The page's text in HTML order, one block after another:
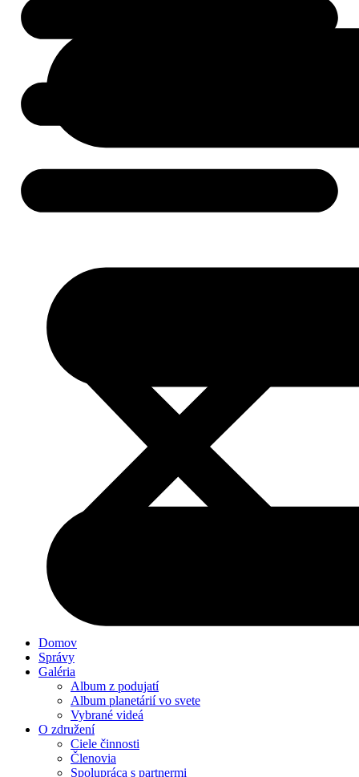
Domov
Správy
Galéria
Album z podujatí
Album planetárií vo svete
Vybrané videá
O združení
Ciele činnosti
Členovia
Spolupráca s partnermi